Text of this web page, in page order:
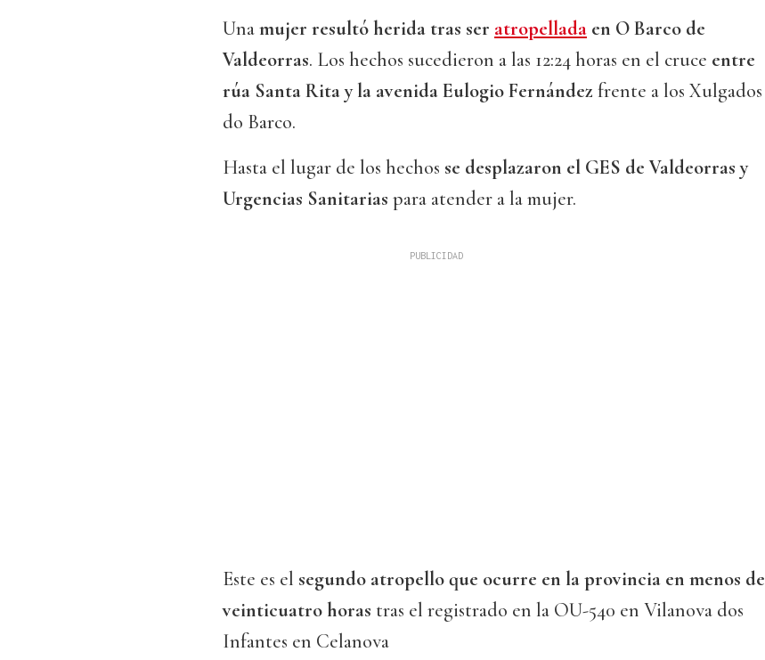
Unamujer resultó herida tras ser atropellada en O Barco de
Valdeorras. Los hechos sucedieron a las 12:24 horas en el cruce entre
rúa Santa Rita y la avenida Eulogio Fernández frente a los Xulgados
do Barco.
Hasta el lugar de los hechos se desplazaron el GES de Valdeorras y
Urgencias Sanitarias para atender a la mujer.
Este es el segundo atropello que ocurre en la provincia en menos de
veinticuatro horas tras el registrado en la OU-540 en Vilanova dos
Infantes en Celanova